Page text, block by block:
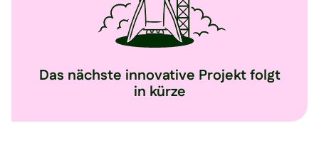
Das nächste innovative Projekt folgt
in kürze